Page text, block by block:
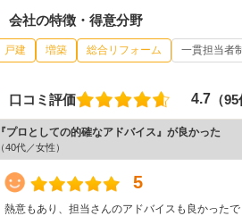
会社の特徴・得意分野
戸建 増築 総合リフォーム 一貫担当者
口コミ評価 4.7 （95
『プロとしての的確なアドバイス』が良かった
（40代／女性）
5
熱意もあり、担当さんのアドバイスも良かったで